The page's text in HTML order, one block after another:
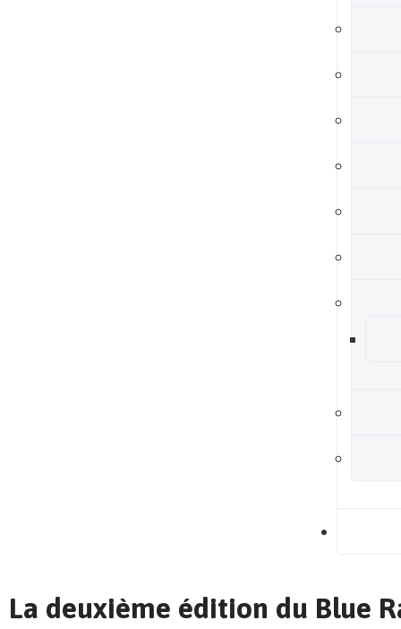
La deuxième édition du Blue